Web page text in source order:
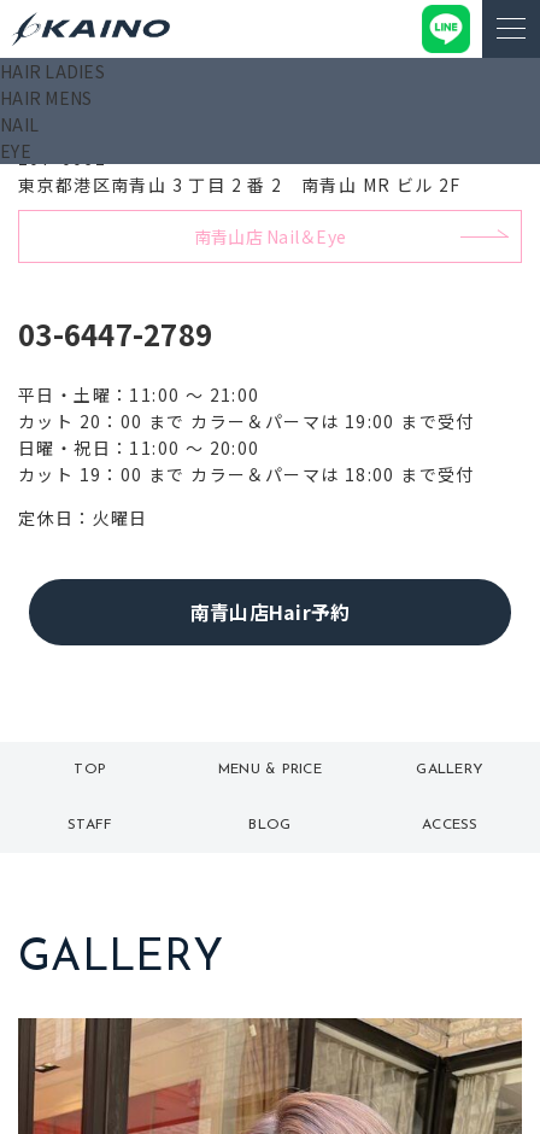
HAIR LADIES
HAIR MENS
NAIL
EYE
南青山店 Hair
107-0062
東京都港区南青山 3 丁目 2 番 2 南青山 MR ビル 2F
南青山店 Nail＆Eye
03-6447-2789
平日・土曜：11:00 ～ 21:00
カット 20：00 まで カラー＆パーマは 19:00 まで受付
日曜・祝日：11:00 ～ 20:00
カット 19：00 まで カラー＆パーマは 18:00 まで受付
定休日：火曜日
南青山店Hair予約
TOP
トップ
MENU & PRICE
メニュー
GALLERY
ギャラリー
STAFF BLOG ACCESS
GALLERY